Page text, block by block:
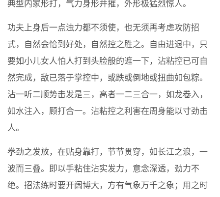
典型内家形打，气力身形并摧，外形极猛烈惊人。
功夫上身后一点浊力都不须使，也无须再考虑攻防招
式，自然会恰到好处，自然控之胜之。自由进退中，只
要如小儿女人怕人打到头脸般的遮一下，沾粘控已可自
然完成，敌已落于掌控中，或跌或倒地或扭曲如包粽。
沾一听二顺势击发是三，高者一二三合一，如龙卷入，
如水注入，顾打合一。沾粘控之利害在周身能以寸劲击
人。
拳劲之发放，在贴身靠打，节节贯穿，如长江之浪，一
波而三叠。即以手粘住沾实发力，意念深透，劲力不
绝。招法练时要开阔博大，方有气象万千之象；用之时